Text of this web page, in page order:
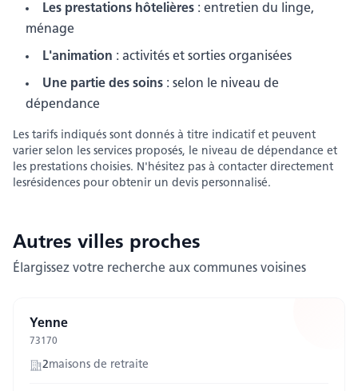
Les prestations hôtelières : entretien du linge,
ménage
L'animation : activités et sorties organisées
Une partie des soins : selon le niveau de
dépendance
Les tarifs indiqués sont donnés à titre indicatif et peuvent
varier selon les services proposés, le niveau de dépendance et
les prestations choisies. N'hésitez pas à contacter directement
lesrésidences pour obtenir un devis personnalisé.
Autres villes proches
Élargissez votre recherche aux communes voisines
Yenne
73170
2maisons de retraite